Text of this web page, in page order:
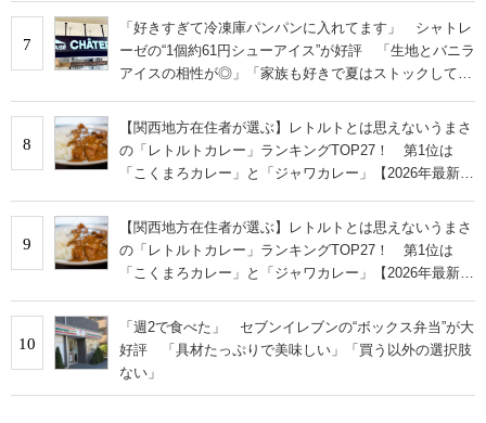
7
「好きすぎて冷凍庫パンパンに入れてます」 シャトレ
ーゼの“1個約61円シューアイス”が好評 「生地とバニラ
アイスの相性が◎」「家族も好きで夏はストックして
8
【関西地方在住者が選ぶ】レトルトとは思えないうまさ
の「レトルトカレー」ランキングTOP27！ 第1位は
「こくまろカレー」と「ジャワカレー」【2026年最新調
9
【関西地方在住者が選ぶ】レトルトとは思えないうまさ
の「レトルトカレー」ランキングTOP27！ 第1位は
「こくまろカレー」と「ジャワカレー」【2026年最新調
10
「週2で食べた」 セブンイレブンの“ボックス弁当”が大
好評 「具材たっぷりで美味しい」「買う以外の選択肢
ない」